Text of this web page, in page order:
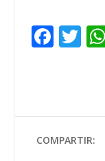
F
o
o
T
COMPARTIR: